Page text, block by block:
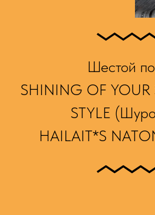
Шестой
SHINING OF YOUR
STYLE
HAILAIT*S